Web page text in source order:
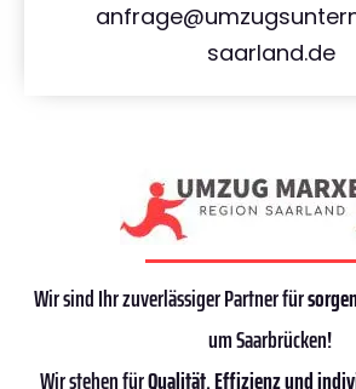
saarland.de
Wir sind Ihr zuverlässiger Partner für
um Saarbrücken!
Wir stehen fürQualität,Effizienzund